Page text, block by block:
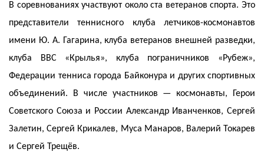
В соревнованиях участвуют около ста ветеранов спорта. Это
представители теннисного клуба летчиков-космонавтов
имени Ю. А. Гагарина, клуба ветеранов внешней разведки,
клуба ВВС «Крылья», клуба пограничников «Рубеж»,
Федерации тенниса города Байконура и других спортивных
объединений. В числе участников — космонавты, Герои
Советского Союза и России Александр Иванченков, Сергей
Залетин, Сергей Крикалев, Муса Манаров, Валерий Токарев
и Сергей Трещёв.